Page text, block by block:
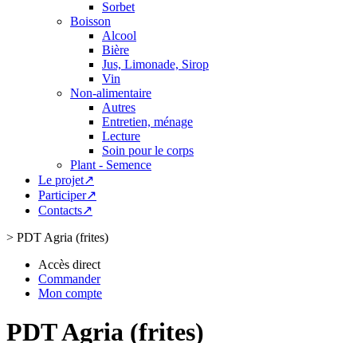
Sorbet
Boisson
Alcool
Bière
Jus, Limonade, Sirop
Vin
Non-alimentaire
Autres
Entretien, ménage
Lecture
Soin pour le corps
Plant - Semence
Le projet↗
Participer↗
Contacts↗
> PDT Agria (frites)
Accès direct
Commander
Mon compte
PDT Agria (frites)